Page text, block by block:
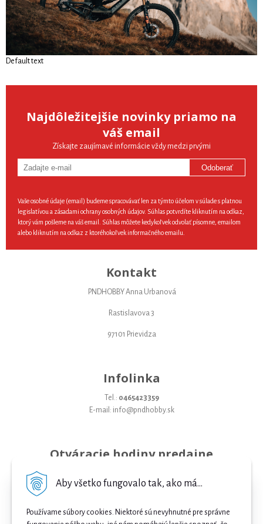
Aby všetko fungovalo tak, ako má...
Používame súbory cookies. Niektoré sú nevyhnutné pre správne
Default text
Najdôležitejšie novinky priamo na
váš email
Získajte zaujímavé informácie vždy medzi prvými
Odoberať
Vaše osobné údaje (email) budeme spracovávať len za týmto účelom v súlade s platnou
legislatívou a zásadami ochrany osobných údajov. Súhlas potvrdíte kliknutím na odkaz,
ktorý vám pošleme na váš email. Súhlas môžete kedykoľvek odvolať písomne, emailom
alebo kliknutím na odkaz z ktoréhokoľvek informačného emailu.
Kontakt
PNDHOBBY Anna Urbanová
Rastislavova 3
97101 Prievidza
Infolinka
Tel.: 0465423359
E-mail: info@pndhobby.sk
Otváracie hodiny predajne
Streda 09-17